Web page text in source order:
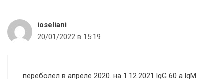
ioseliani
20/01/2022 в 15:19
переболел в апреле 2020. на 1.12.2021 lgG 60 а lgM